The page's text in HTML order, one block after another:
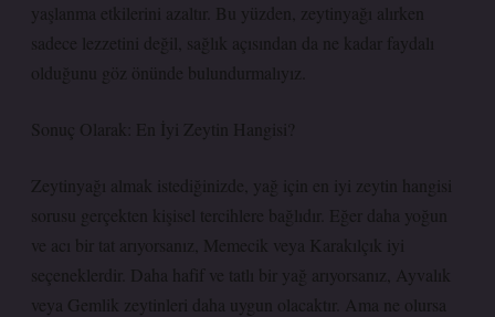
yaşlanma etkilerini azaltır. Bu yüzden, zeytinyağı alırken
sadece lezzetini değil, sağlık açısından da ne kadar faydalı
olduğunu göz önünde bulundurmalıyız.
Sonuç Olarak: En İyi Zeytin Hangisi?
Zeytinyağı almak istediğinizde, yağ için en iyi zeytin hangisi
sorusu gerçekten kişisel tercihlere bağlıdır. Eğer daha yoğun
ve acı bir tat arıyorsanız, Memecik veya Karakılçık iyi
seçeneklerdir. Daha hafif ve tatlı bir yağ arıyorsanız, Ayvalık
veya Gemlik zeytinleri daha uygun olacaktır. Ama ne olursa